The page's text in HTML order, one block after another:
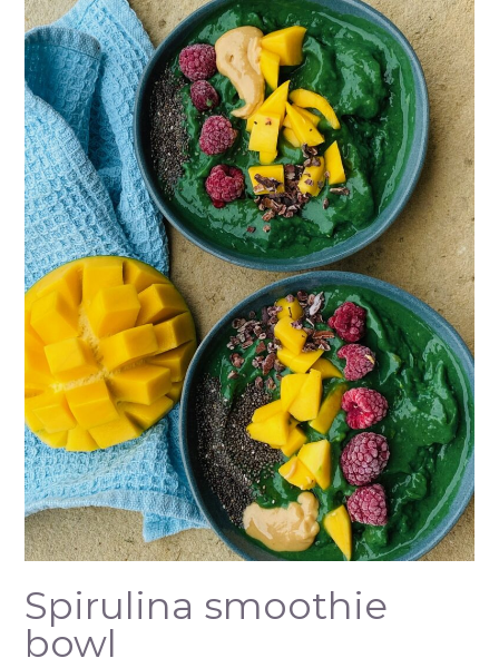
Spirulina smoothie
bowl